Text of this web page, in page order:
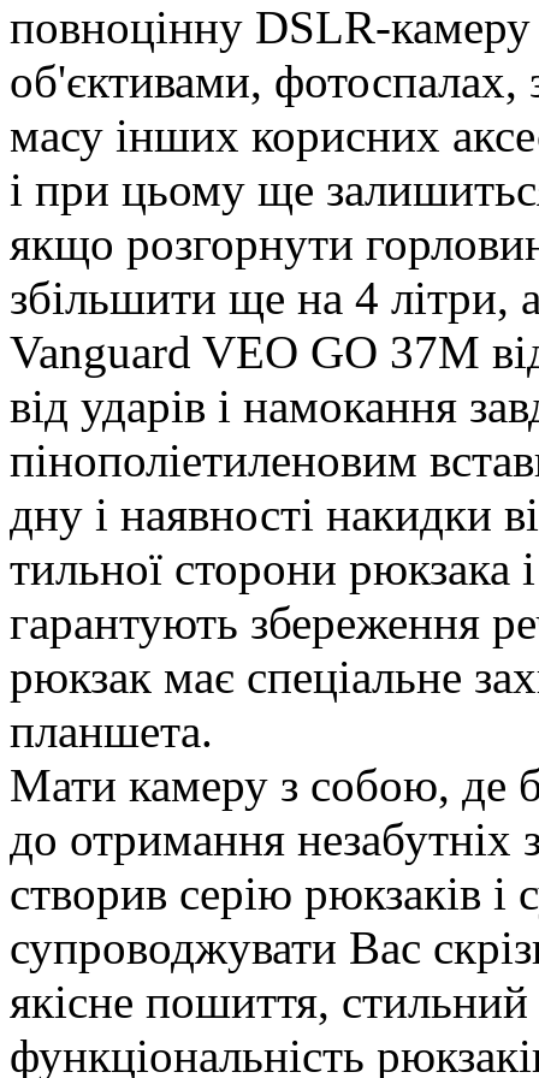
повноцінну DSLR-
об'єктивами, фотоспалах,
масу інших корисних
і при цьому ще
якщо розгорнути
збільшити ще на 4 літри,
Vanguard VEO GO 37M
від ударів і намокання
пінополіетиленовим
дну і наявності накидки
тильної сторони рюкзака
гарантують збереження
рюкзак має спеціальне
планшета.
Мати камеру з собою, де
до отримання незабутніх
створив серію рюкзаків
супроводжувати Вас
якісне пошиття, стильний
функціональність